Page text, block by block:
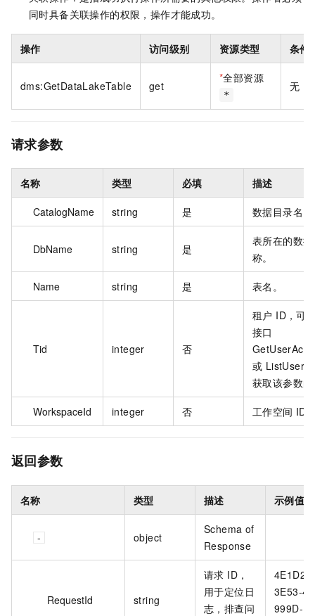
同时具备关联操作的权限，操作才能成功。
操作 访问级别 资源类型 条件
dms:GetDataLakeTable get
*全部资源
*
无
请求参数
名称 类型 必填 描述
CatalogName string 是 数据目录名。
DbName string 是
表所在的数
称。
Name string 是 表名。
Tid integer 否
租户 ID，可
接口
或
获取该参数
WorkspaceId integer 否 工作空间 ID
返回参数
名称 类型 描述 示例值
object
Schema of
Response
RequestId string
请求 ID，
用于定位日
志，排查问
3E53-
999D-